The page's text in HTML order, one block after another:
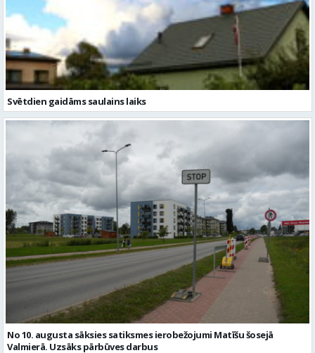
Svētdien gaidāms saulains laiks
No 10. augusta sāksies satiksmes ierobežojumi Matīšu šosejā
Valmierā. Uzsāks pārbūves darbus